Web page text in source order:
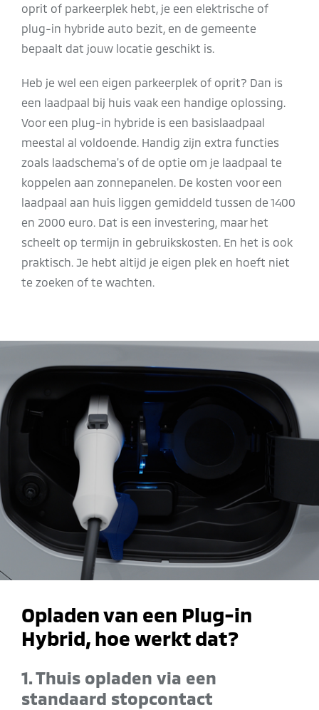
oprit of parkeerplek hebt, je een elektrische of
plug-in hybride auto bezit, en de gemeente
bepaalt dat jouw locatie geschikt is.
Heb je wel een eigen parkeerplek of oprit? Dan is
een laadpaal bij huis vaak een handige oplossing.
Voor een plug-in hybride is een basislaadpaal
meestal al voldoende. Handig zijn extra functies
zoals laadschema's of de optie om je laadpaal te
koppelen aan zonnepanelen. De kosten voor een
laadpaal aan huis liggen gemiddeld tussen de 1400
en 2000 euro. Dat is een investering, maar het
scheelt op termijn in gebruikskosten. En het is ook
praktisch. Je hebt altijd je eigen plek en hoeft niet
te zoeken of te wachten.
Opladen van een Plug-in
Hybrid, hoe werkt dat?
1. Thuis opladen via een
standaard stopcontact